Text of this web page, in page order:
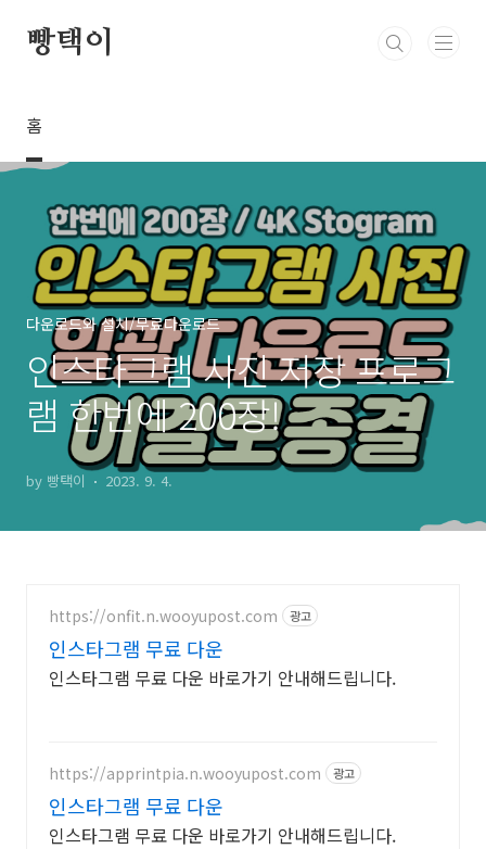
빵택이
홈
다운로드와 설치/무료다운로드
인스타그램 사진 저장 프로그
램 한번에 200장!
by 빵택이 2023. 9. 4.
https://onfit.n.wooyupost.com 광고
인스타그램 무료 다운
인스타그램 무료 다운 바로가기 안내해드립니다.
https://apprintpia.n.wooyupost.com 광고
인스타그램 무료 다운
인스타그램 무료 다운 바로가기 안내해드립니다.